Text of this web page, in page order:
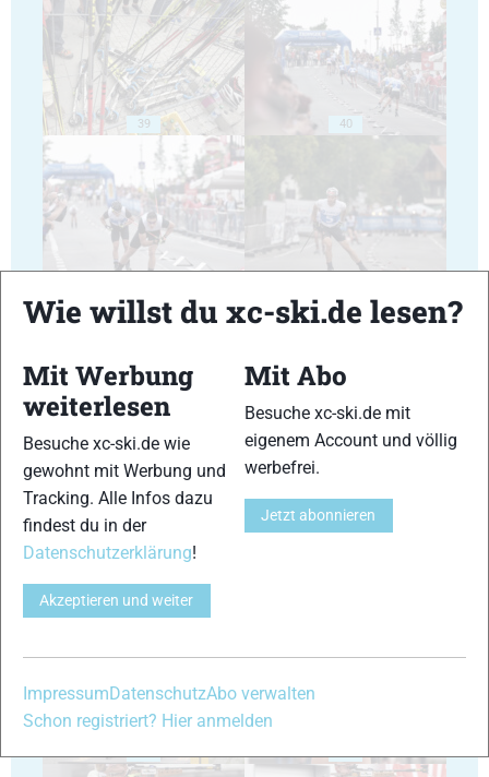
39 40
43 44
45
Wie willst du xc-ski.de lesen?
Mit Werbung
weiterlesen
Besuche xc-ski.de wie
gewohnt mit Werbung und
Tracking. Alle Infos dazu
findest du in der
Datenschutzerklärung!
Akzeptieren und weiter
Mit Abo
Besuche xc-ski.de mit
eigenem Account und völlig
werbefrei.
Jetzt abonnieren
ImpressumDatenschutzAbo verwalten
Schon registriert? Hier anmelden